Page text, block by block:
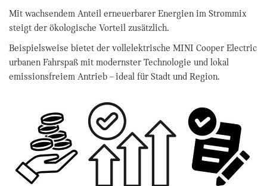
Mit wachsendem Anteil erneuerbarer Energien im Strommix
steigt der ökologische Vorteil zusätzlich.
Beispielsweise bietet der vollelektrische MINI Cooper Electric
urbanen Fahrspaß mit modernster Technologie und lokal
emissionsfreiem Antrieb – ideal für Stadt und Region.